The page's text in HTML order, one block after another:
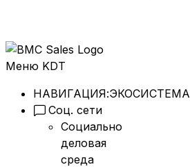
Меню KDT
НАВИГАЦИЯ:ЭКОСИСТЕМА
Соц. сети
Социально
деловая
среда